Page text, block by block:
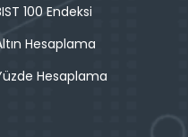
100 Endeksi
Hesaplama
Hesaplama